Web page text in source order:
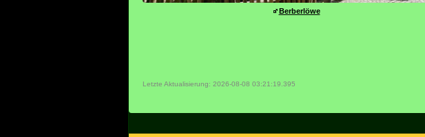
Berberlöwe
Letzte Aktualisierung: 2026-08-08 03:21:19.395